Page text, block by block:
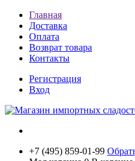
Главная
Доставка
Оплата
Возврат товара
Контакты
Регистрация
Вход
+7 (495) 859-01-99